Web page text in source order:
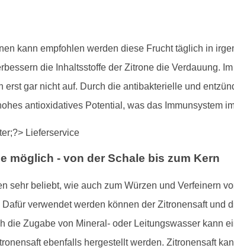
kann empfohlen werden diese Frucht täglich in
die Inhaltsstoffe der Zitrone die Verdauung.
gar nicht auf. Durch die antibakterielle und
antioxidatives Potential, was das Immunsystem
möglich - von der Schale bis zum Kern
sehr beliebt, wie auch zum Würzen und Verfeinern
verwendet werden können der Zitronensaft und
die Zugabe von Mineral- oder Leitungswasser kann
ebenfalls hergestellt werden. Zitronensaft